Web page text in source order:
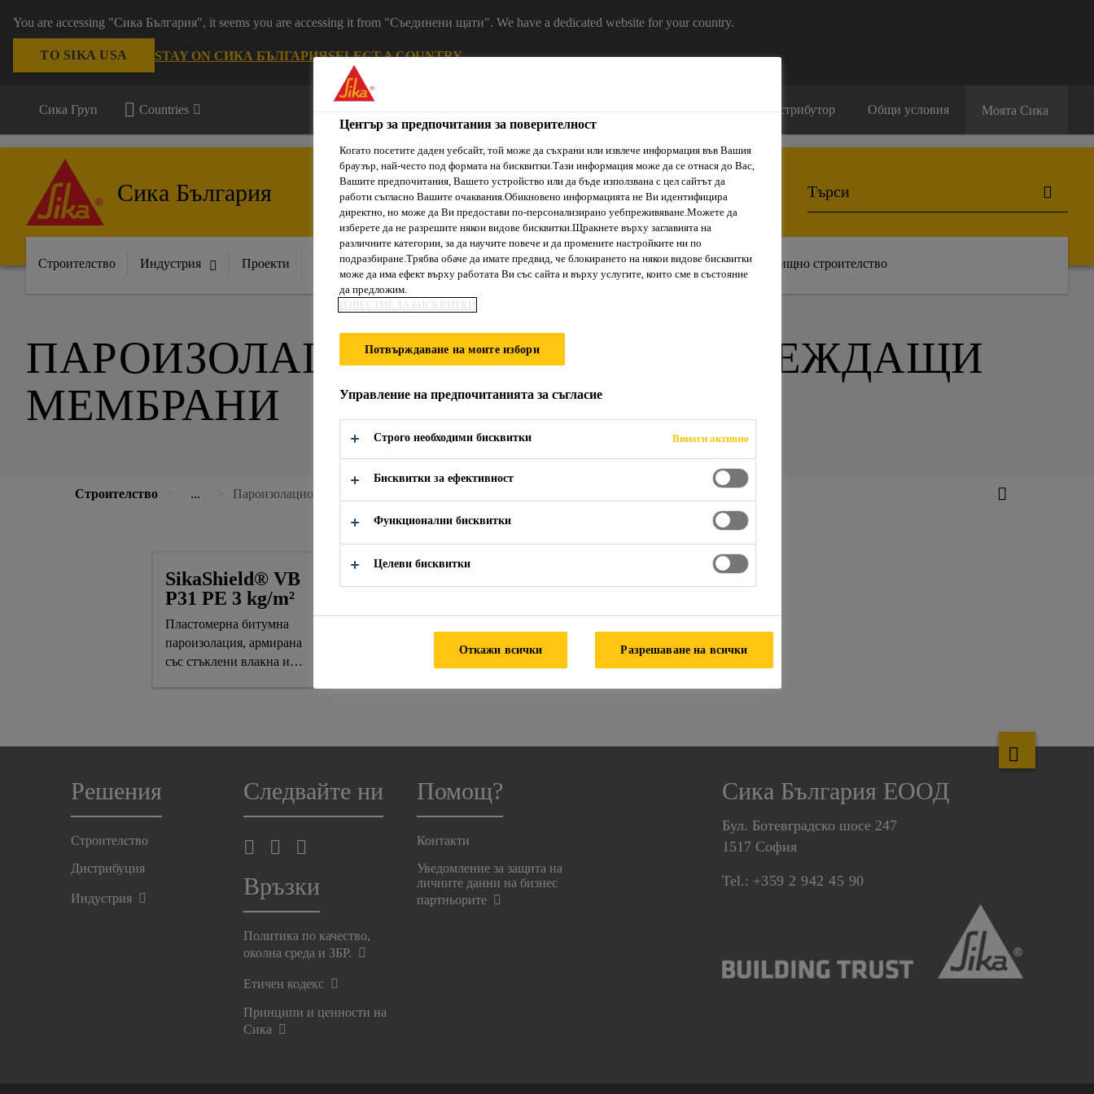
You are accessing "Сика България", it seems you are accessing it from "Съединени щати". We have a dedicated website for your country.
TO SIKA USA STAY ON СИКА БЪЛГАРИЯSELECT A COUNTRY
Сика Груп Countries Намери дистрибутор Общи условия Моята Сика
Сика България
Строителство Индустрия Проекти Документи & Ресурси Услуги и Обучения За нас Сика Каталог Жилищно строителство
ПАРОИЗОЛАЦИОННИ И ПАРООТВЕЖДАЩИ
МЕМБРАНИ
Строителство ... Пароизолационни и пароотвеждащи мембрани
SikaShield® VB
P31 PE 3 kg/m²
Пластомерна битумна
пароизолация, армирана
със стъклени влакна и
Решения
Строителство
Дистрибуция
Индустрия
Следвайте ни
Връзки
Политика по качество,
околна среда и ЗБР.
Етичен кодекс
Принципи и ценности на
Сика
Помощ?
Контакти
Уведомление за защита на
личните данни на бизнес
партньорите
Сика България ЕООД
Бул. Ботевградско шосе 247
1517 София
Tel.: +359 2 942 45 90
Център за предпочитания за поверителност
Когато посетите даден уебсайт, той може да съхрани или извлече информация във Вашия
браузър, най-често под формата на бисквитки.Тази информация може да се отнася до Вас,
Вашите предпочитания, Вашето устройство или да бъде използвана с цел сайтът да
работи съгласно Вашите очаквания.Обикновено информацията не Ви идентифицира
директно, но може да Ви предостави по-персонализирано уебпреживяване.Можете да
изберете да не разрешите някои видове бисквитки.Щракнете върху заглавията на
различните категории, за да научите повече и да промените настройките ни по
подразбиране.Трябва обаче да имате предвид, че блокирането на някои видове бисквитки
може да има ефект върху работата Ви със сайта и върху услугите, които сме в състояние
да предложим.
ИЗВЕСТИЕ ЗА БИСКВИТКИ
Потвърждаване на моите избори
Управление на предпочитанията за съгласие
Строго необходими бисквитки Винаги активно
Бисквитки за ефективност
Функционални бисквитки
Целеви бисквитки
Откажи всички Разрешаване на всички